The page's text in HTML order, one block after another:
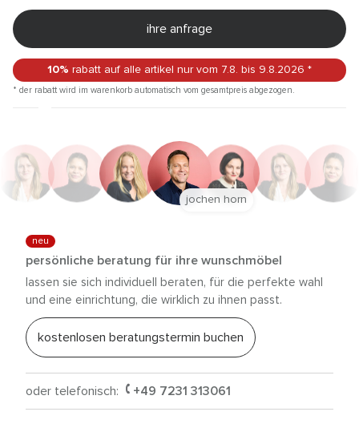
ihre anfrage
10% rabatt auf alle artikel nur vom 7.8. bis 9.8.2026 *
* der rabatt wird im warenkorb automatisch vom gesamtpreis abgezogen.
neu
persönliche beratung für ihre wunschmöbel
lassen sie sich individuell beraten, für die perfekte wahl
und eine einrichtung, die wirklich zu ihnen passt.
kostenlosen beratungstermin buchen
oder telefonisch: +49 7231 313061
jochen horn